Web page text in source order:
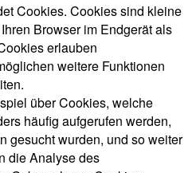
Cookies. Cookies sind kleine
Browser im Endgerät als
erlauben
weitere Funktionen
über Cookies, welche
häufig aufgerufen werden,
gesucht wurden, und so weiter
die Analyse des